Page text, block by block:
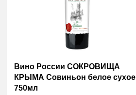
Вино России СОКРОВИЩА
КРЫМА Совиньон белое сухое
750мл